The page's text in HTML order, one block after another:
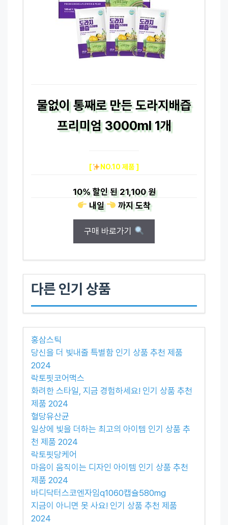
물없이 통째로 만든 도라지배즙
프리미엄 3000ml 1개
[ NO.10 제품 ]
10%할인 된21,100 원
내일
까지도착
구매 바로가기
다른 인기 상품
홍삼스틱
당신을 더 빛내줄 특별함 인기 상품 추천 제품
2024
락토핏코어맥스
화려한 스타일, 지금 경험하세요! 인기 상품 추천
제품 2024
혈당유산균
일상에 빛을 더하는 최고의 아이템 인기 상품 추
천 제품 2024
락토핏당케어
마음이 움직이는 디자인 아이템 인기 상품 추천
제품 2024
바디닥터스코엔자임q1060캡슐580mg
지금이 아니면 못 사요! 인기 상품 추천 제품
2024